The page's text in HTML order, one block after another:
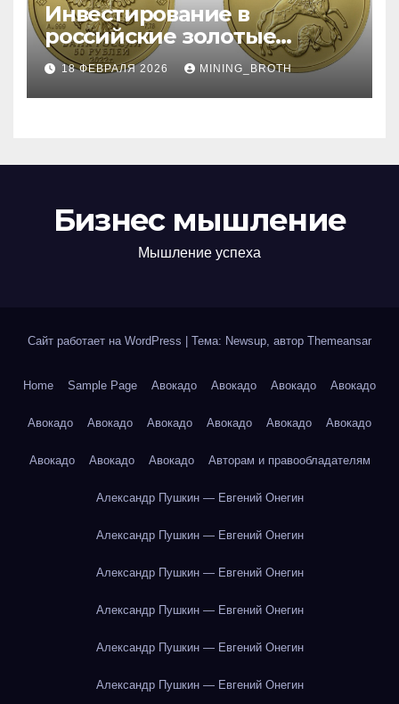
Инвестирование в
российские золотые
монеты: подробное
руководство
18 ФЕВРАЛЯ 2026 MINING_BROTH
Бизнес мышление
Мышление успеха
Сайт работает на WordPress Тема: Newsup, автор Themeansar
Home Sample Page Авокадо Авокадо Авокадо Авокадо
Авокадо Авокадо Авокадо Авокадо Авокадо Авокадо
Авокадо Авокадо Авокадо Авторам и правообладателям
Александр Пушкин — Евгений Онегин
Александр Пушкин — Евгений Онегин
Александр Пушкин — Евгений Онегин
Александр Пушкин — Евгений Онегин
Александр Пушкин — Евгений Онегин
Александр Пушкин — Евгений Онегин